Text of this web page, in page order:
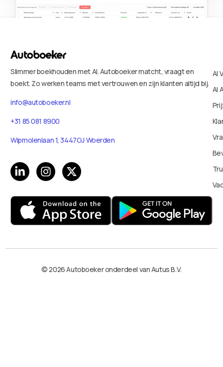
Slimmer boekhouden met AI. Autoboeker matcht, vraagt en
boekt. Zo werken teams met vertrouwen en zijn klanten altijd bij.
info@autoboeker.nl
+31 85 081 8900
Wipmolenlaan 1, 3447GJ Woerden
AI
AI
© 2026 Autoboeker onderdeel van Autus B.V.